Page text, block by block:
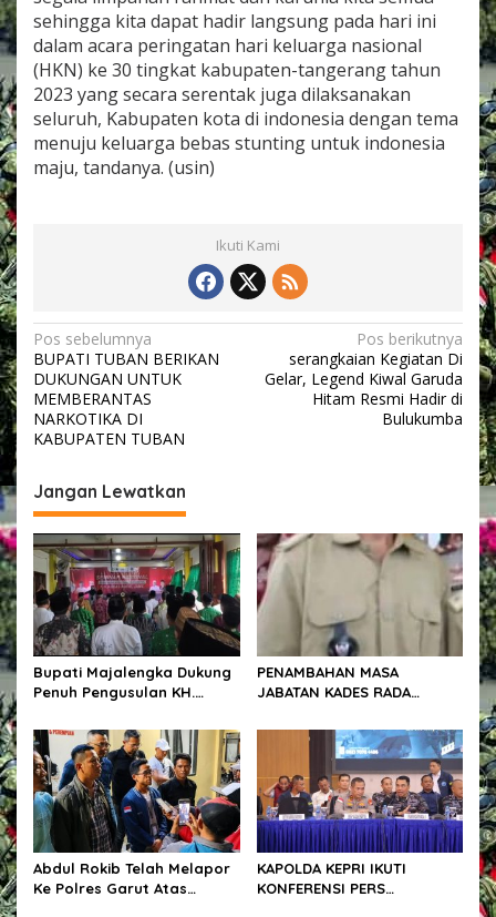
r
i
e
u
a
r
g
s
i
o
n
l
sehingga kita dapat hadir langsung pada hari ini
dalam acara peringatan hari keluarga nasional
(HKN) ke 30 tingkat kabupaten-tangerang tahun
2023 yang secara serentak juga dilaksanakan
seluruh, Kabupaten kota di indonesia dengan tema
menuju keluarga bebas stunting untuk indonesia
maju, tandanya. (usin)
Ikuti Kami
N
a
v
i
a
s
i
p
o
s
Pos sebelumnya
BUPATI TUBAN BERIKAN
DUKUNGAN UNTUK
MEMBERANTAS
NARKOTIKA DI
KABUPATEN TUBAN
Pos berikutnya
serangkaian Kegiatan Di
Gelar, Legend Kiwal Garuda
Hitam Resmi Hadir di
Bulukumba
Jangan Lewatkan
Bupati Majalengka Dukung
Penuh Pengusulan KH.
Pahlawan Nasional
PENAMBAHAN MASA
JABATAN KADES RADA
WARGA, SOROT TEMUAN
2021-2022 DAN POTONGAN
BLT EKSTRIM.
Abdul Rokib Telah Melapor
Ke Polres Garut Atas
KAPOLDA KEPRI IKUTI
KONFERENSI PERS